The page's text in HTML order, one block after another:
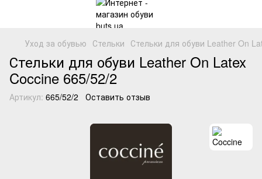
Уход за обувью Стельки Стельки для обуви Leather On
Стельки для обуви Leather On Latex
Coccine 665/52/2
Артикул: 665/52/2 Оставить отзыв